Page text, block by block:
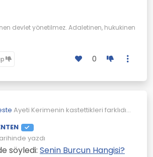
devlet yönetilmez. Adaletinen, hukukinen
0
Ayeti Kerimenin kastettikleri farklıdır.
yazdı
söyledi: Senin Burcun Hangisi?